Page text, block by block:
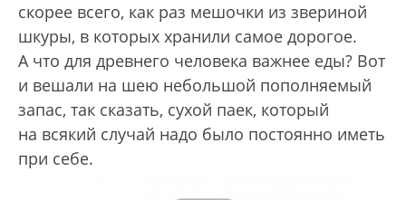
скорее всего, как раз мешочки из звериной
шкуры, в которых хранили самое дорогое.
А что для древнего человека важнее еды? Вот
и вешали на шею небольшой пополняемый
запас, так сказать, сухой паек, который
на всякий случай надо было постоянно иметь
при себе.